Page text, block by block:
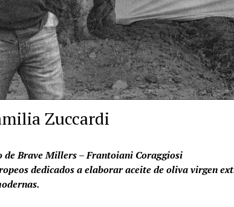
Zuccardi
Brave Millers – Frantoiani Coraggiosi
dedicados a elaborar aceite de oliva virgen